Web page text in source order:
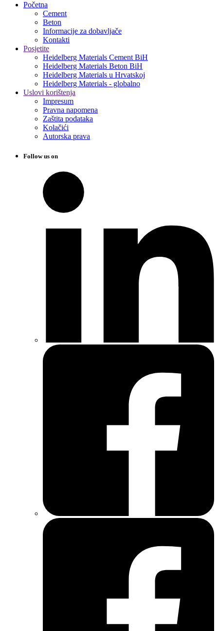
Početna
Cement
Beton
Informacije za dobavljače
Kontakti
Posjetite
Heidelberg Materials Cement BiH
Heidelberg Materials Beton BiH
Heidelberg Materials u Hrvatskoj
Heidelberg Materials - globalno
Uslovi korištenja
Impresum
Pravna napomena
Zaštita podataka
Kolačići
Autorska prava
Follow us on